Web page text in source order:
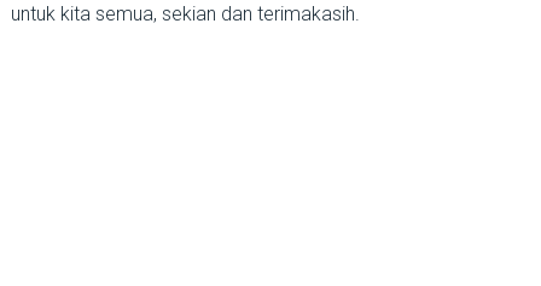
untuk kita semua, sekian dan terimakasih.